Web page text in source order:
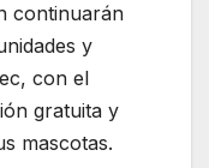
continuarán
y
con el
gratuita y
mascotas.